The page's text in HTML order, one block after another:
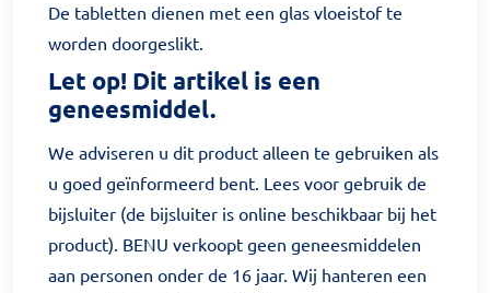
De tabletten dienen met een glas vloeistof te
worden doorgeslikt.
Let op! Dit artikel is een
geneesmiddel.
We adviseren u dit product alleen te gebruiken als
u goed geïnformeerd bent. Lees voor gebruik de
bijsluiter (de bijsluiter is online beschikbaar bij het
product). BENU verkoopt geen geneesmiddelen
aan personen onder de 16 jaar. Wij hanteren een